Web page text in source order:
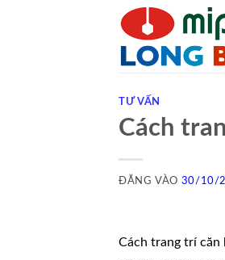
TƯ VẤN
Cách
ĐĂNG VÀO 30/10/
Cách trang trí căn